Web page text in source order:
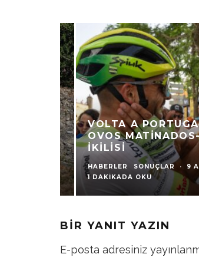
VOLTA A
OVOS MATINADOS-
İKILISI
HABERLER SONUÇLAR · 9
1 DAKIKADA OKU
BIR YANIT YAZIN
E-posta adresiniz